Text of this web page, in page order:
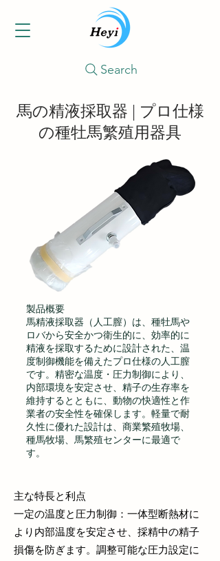
Search
馬の精液採取器 | プロ仕様
の種牡馬繁殖用器具
製品概要
馬精液採取器（人工膣）は、種牡馬や
ロバから安全かつ衛生的に、効率的に
精液を採取するために設計された、温
度制御機能を備えたプロ仕様の人工膣
です。精密な温度・圧力制御により、
内部環境を安定させ、精子の生存率を
維持するとともに、動物の快適性と作
業者の安全性を確保します。軽量で耐
久性に優れた設計は、商業繁殖牧場、
種馬牧場、馬繁殖センターに最適で
す。
主な特長と利点
一定の温度と圧力制御：一体型断熱材に
より内部温度を安定させ、採精中の精子
損傷を防ぎます。調整可能な圧力設定に